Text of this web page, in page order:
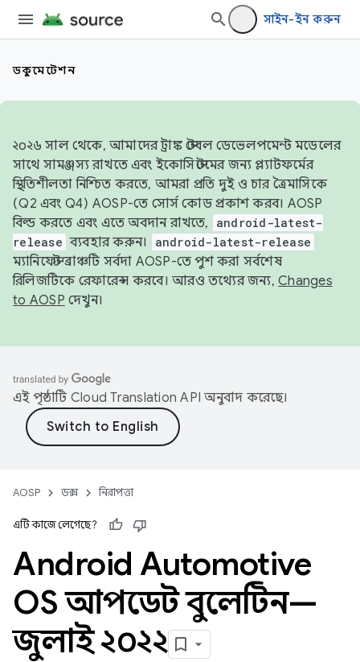
সাইন-ইন করুন
ডকুমেন্টেশন
২০২৬ সাল থেকে, আমাদের ট্রাঙ্ক স্টেবল ডেভেলপমেন্ট মডেলের
সাথে সামঞ্জস্য রাখতে এবং ইকোসিস্টেমের জন্য প্ল্যাটফর্মের
স্থিতিশীলতা নিশ্চিত করতে, আমরা প্রতি দুই ও চার ত্রৈমাসিকে
(Q2 এবং Q4) AOSP-তে সোর্স কোড প্রকাশ করব। AOSP
বিল্ড করতে এবং এতে অবদান রাখতে,
android-latest-
release ব্যবহার করুন। android-latest-release
ম্যানিফেস্ট ব্রাঞ্চটি সর্বদা AOSP-তে পুশ করা সর্বশেষ
রিলিজটিকে রেফারেন্স করবে। আরও তথ্যের জন্য, Changes
to AOSP দেখুন।
এই পৃষ্ঠাটি Cloud Translation API অনুবাদ করেছে।
AOSP ডক্স নিরাপত্তা
এটি কাজে লেগেছে?
Android Automotive
OS আপডেট বুলেটিন—
জুলাই ২০২২